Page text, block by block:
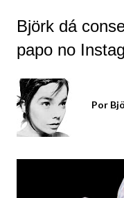
Björk dá
papo no
Por